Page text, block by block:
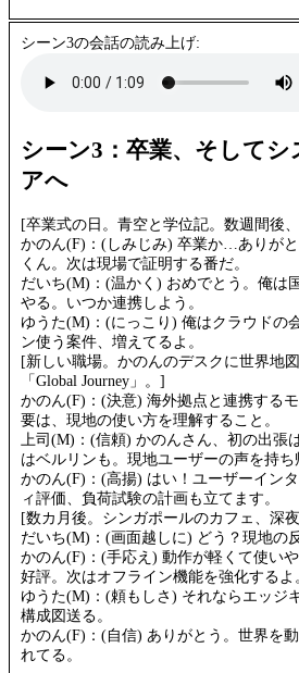
シーン3の会話の読み上げ:
シーン3：卒業、そして
アへ
[卒業式の日。青空と学位記。数週間後
かのん(F)：(しみじみ) 卒業か…ありが
くん。次は現場で証明する番だ。
だいち(M)：(温かく) おめでとう。俺は
やる。いつか連携しよう。
ゆうた(M)：(にっこり) 俺はクラウドの
ン使う案件、増えてるよ。
[新しい職場。かのんのデスクに世界地
「Global Journey」。]
かのん(F)：(決意) 海外拠点と連携する
要は、現地の使い方を理解すること。
上司(M)：(信頼) かのんさん、初の出張
はベルリンも。現地ユーザーの声を持ち
かのん(F)：(高揚) はい！ユーザーイン
ィ評価、負荷試験の計画も立てます。
[数カ月後。シンガポールのカフェ、深
だいち(M)：(画面越しに) どう？現地の反
かのん(F)：(手応え) 動作が軽くて使い
好評。次はオフライン機能を強化するよ
ゆうた(M)：(頼もしさ) それならエッジ
構成図送る。
かのん(F)：(自信) ありがとう。世界を
れてる。